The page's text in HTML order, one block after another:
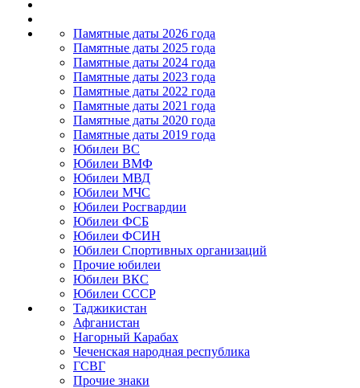
Памятные даты 2026 года
Памятные даты 2025 года
Памятные даты 2024 года
Памятные даты 2023 года
Памятные даты 2022 года
Памятные даты 2021 года
Памятные даты 2020 года
Памятные даты 2019 года
Юбилеи ВС
Юбилеи ВМФ
Юбилеи МВД
Юбилеи МЧС
Юбилеи Росгвардии
Юбилеи ФСБ
Юбилеи ФСИН
Юбилеи Спортивных организаций
Прочие юбилеи
Юбилеи ВКС
Юбилеи СССР
Таджикистан
Афганистан
Нагорный Карабах
Чеченская народная республика
ГСВГ
Прочие знаки